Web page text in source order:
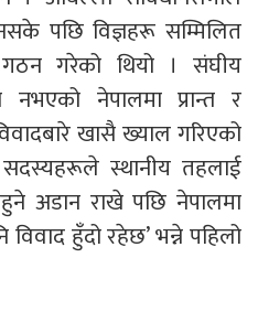
पछि विज्ञहरू सम्मिलित
गरेको थियो । संघीय
नभएको नेपालमा प्रान्त र
खासै ख्याल गरिएको
स्थानीय तहलाई
अडान राखे पछि नेपालमा
विवाद हुँदो रहेछ’ भन्ने पहिलो